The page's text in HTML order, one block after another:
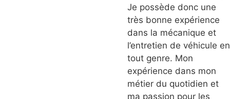
Je possède donc une
très bonne expérience
dans la mécanique et
l’entretien de véhicule en
tout genre. Mon
expérience dans mon
métier du quotidien et
ma passion pour les